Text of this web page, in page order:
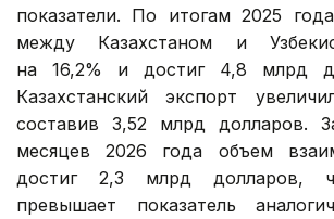
показатели. По итогам 2025
между Казахстаном и
на 16,2% и достиг 4,8 млрд
Казахстанский экспорт
составив 3,52 млрд долларов.
месяцев 2026 года объем
достиг 2,3 млрд долларов,
превышает показатель